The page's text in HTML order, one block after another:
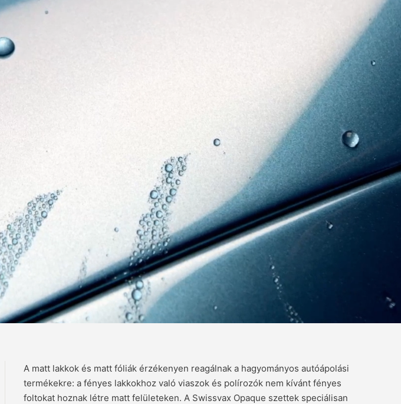
A matt lakkok és matt fóliák érzékenyen reagálnak a hagyományos autóápolási
termékekre: a fényes lakkokhoz való viaszok és polírozók nem kívánt fényes
foltokat hoznak létre matt felületeken. A Swissvax Opaque szettek speciálisan